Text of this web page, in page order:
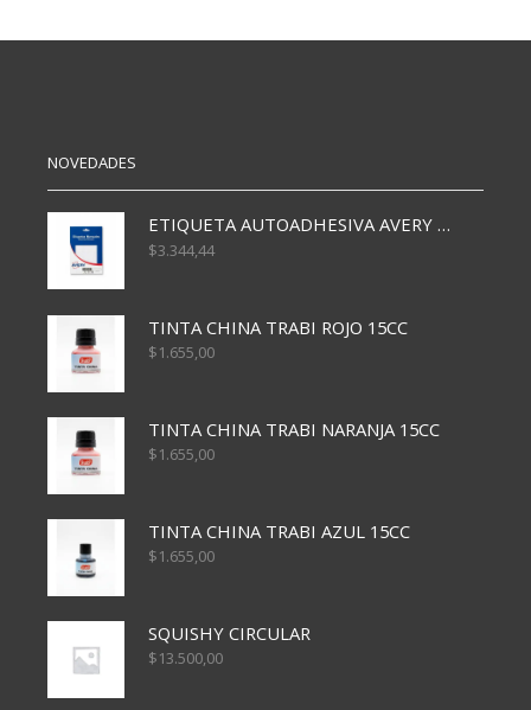
NOVEDADES
ETIQUETA AUTOADHESIVA AVERY 3026 30H 20 X 70
$3.344,44
TINTA CHINA TRABI ROJO 15CC
$1.655,00
TINTA CHINA TRABI NARANJA 15CC
$1.655,00
TINTA CHINA TRABI AZUL 15CC
$1.655,00
SQUISHY CIRCULAR
$13.500,00